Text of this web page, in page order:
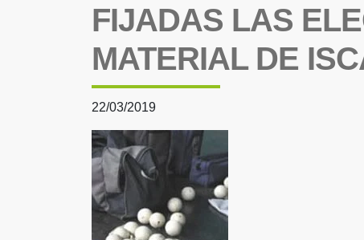
FIJADAS LAS
MATERIAL DE
22/03/2019